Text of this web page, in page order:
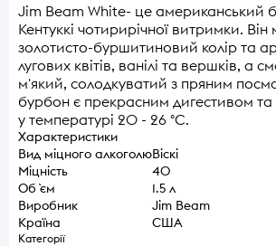
Jim Beam White- це американський
Кентуккі чотирирічної витримки.
золотисто-буршитиновий колір та
лугових квітів, ванілі та вершків, а
м'який, солодкуватий з пряним
бурбон є прекрасним дигестивом
у температурі 20 - 26 °C.
Характеристики
Вид міцного алкоголюВіскі
Міцність
40
Об `єм
1.5 л
Виробник
Jim Beam
Країна
США
Категорії